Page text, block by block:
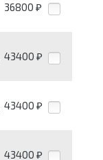
36800 ₽
43400 ₽
43400 ₽
43400 ₽